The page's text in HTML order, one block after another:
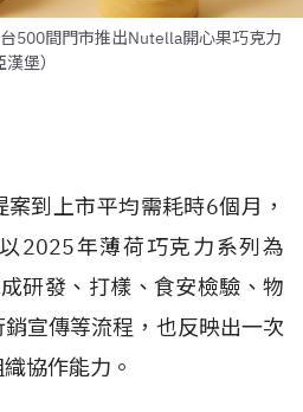
500間門市推出Nutella開心果巧克力
堡）
到上市平均需耗時6個月，
2025年薄荷巧克力系列為
研發、打樣、食安檢驗、物
宣傳等流程，也反映出一次
協作能力。